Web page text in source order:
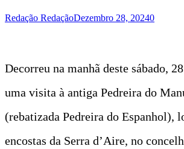
Redação RedaçãoDezembro 28, 20240
Decorreu na manhã deste sábado,
uma visita à antiga Pedreira do
(rebatizada Pedreira do Espanhol),
encostas da Serra d’Aire, no